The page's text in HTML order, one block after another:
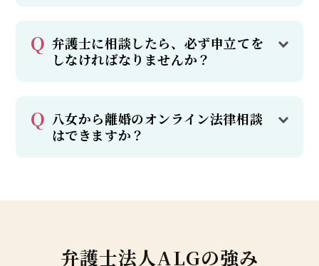
弁護士に相談したら、必ず申立てを
しなければなりませんか？
八女から離婚のオンライン法律相談
はできますか？
弁護士法人ALGの強み